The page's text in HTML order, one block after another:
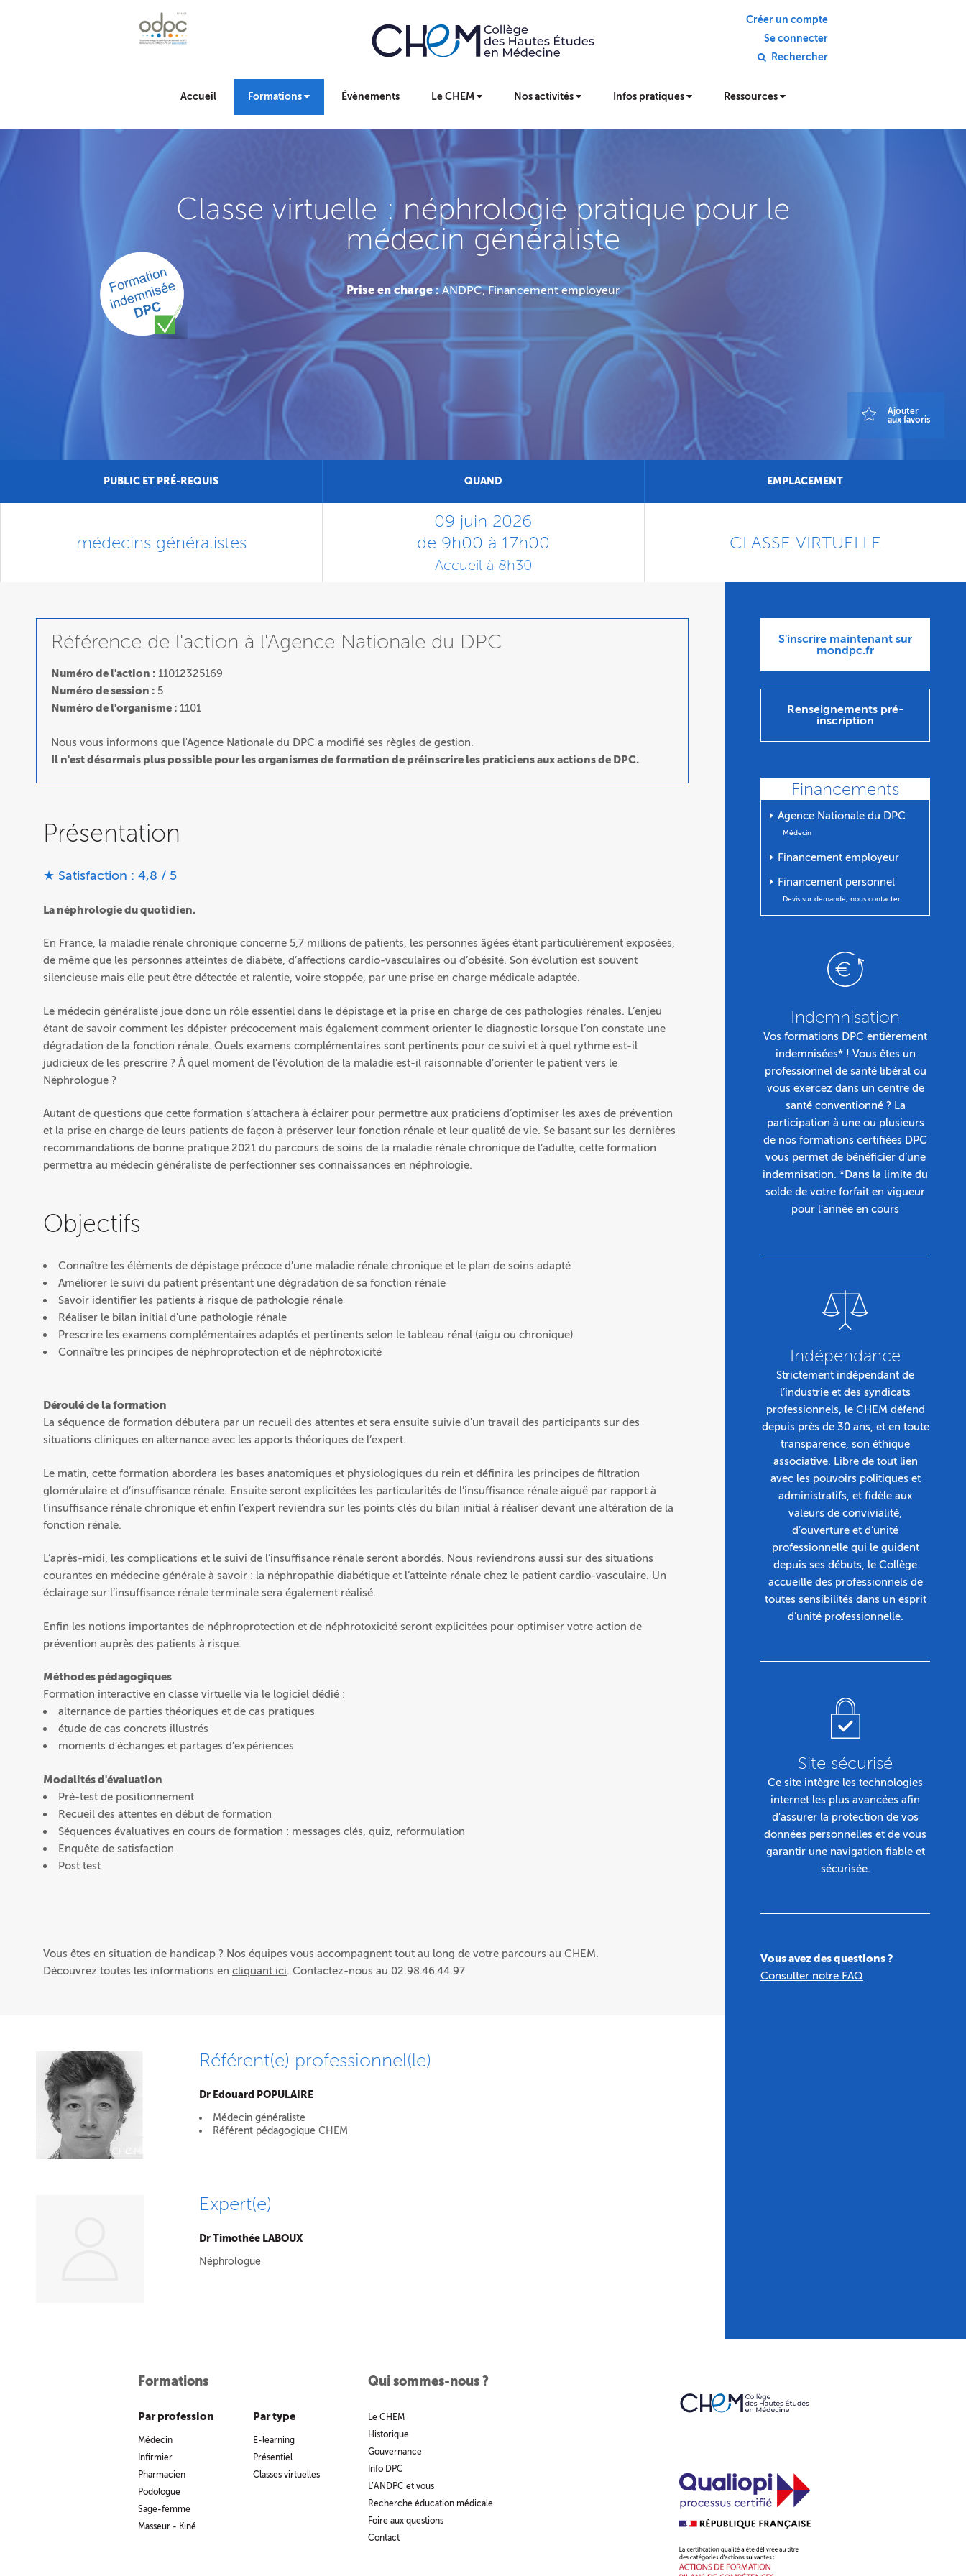
Créer un compte
Se connecter
Rechercher
Accueil Formations Évènements Le CHEM Nos activités Infos pratiques Ressources
Classe virtuelle : néphrologie pratique pour le
médecin généraliste
Prise en charge :ANDPC, Financement employeur
Ajouter
aux favoris
PUBLIC ET PRÉ-REQUIS
médecins généralistes
QUAND
09 juin 2026
de 9h00 à 17h00
Accueil à 8h30
EMPLACEMENT
CLASSE VIRTUELLE
Référence de l'action à l'Agence Nationale du DPC
Numéro de l'action :11012325169
Numéro de session : 5
Numéro de l'organisme :1101
Nous vous informons que l'Agence Nationale du DPC a modifié ses règles de gestion.
Il n'est désormais plus possible pour les organismes de formation de préinscrire les praticiens aux actions de DPC.
Présentation
★ Satisfaction : 4,8 / 5
La néphrologie du quotidien.
En France, la maladie rénale chronique concerne 5,7 millions de patients, les personnes âgées étant particulièrement exposées,
de même que les personnes atteintes de diabète, d’affections cardio-vasculaires ou d’obésité. Son évolution est souvent
silencieuse mais elle peut être détectée et ralentie, voire stoppée, par une prise en charge médicale adaptée.
Le médecin généraliste joue donc un rôle essentiel dans le dépistage et la prise en charge de ces pathologies rénales. L’enjeu
étant de savoir comment les dépister précocement mais également comment orienter le diagnostic lorsque l’on constate une
dégradation de la fonction rénale. Quels examens complémentaires sont pertinents pour ce suivi et à quel rythme est-il
judicieux de les prescrire ? À quel moment de l’évolution de la maladie est-il raisonnable d’orienter le patient vers le
Néphrologue ?
Autant de questions que cette formation s’attachera à éclairer pour permettre aux praticiens d’optimiser les axes de prévention
et la prise en charge de leurs patients de façon à préserver leur fonction rénale et leur qualité de vie. Se basant sur les dernières
recommandations de bonne pratique 2021 du parcours de soins de la maladie rénale chronique de l’adulte, cette formation
permettra au médecin généraliste de perfectionner ses connaissances en néphrologie.
Objectifs
Connaître les éléments de dépistage précoce d'une maladie rénale chronique et le plan de soins adapté
Améliorer le suivi du patient présentant une dégradation de sa fonction rénale
Savoir identifier les patients à risque de pathologie rénale
Réaliser le bilan initial d'une pathologie rénale
Prescrire les examens complémentaires adaptés et pertinents selon le tableau rénal (aigu ou chronique)
Connaître les principes de néphroprotection et de néphrotoxicité
Déroulé de la formation
La séquence de formation débutera par un recueil des attentes et sera ensuite suivie d'un travail des participants sur des
situations cliniques en alternance avec les apports théoriques de l’expert.
Le matin, cette formation abordera les bases anatomiques et physiologiques du rein et définira les principes de filtration
glomérulaire et d’insuffisance rénale. Ensuite seront explicitées les particularités de l’insuffisance rénale aiguë par rapport à
l’insuffisance rénale chronique et enfin l’expert reviendra sur les points clés du bilan initial à réaliser devant une altération de la
fonction rénale.
L’après-midi, les complications et le suivi de l’insuffisance rénale seront abordés. Nous reviendrons aussi sur des situations
courantes en médecine générale à savoir : la néphropathie diabétique et l’atteinte rénale chez le patient cardio-vasculaire. Un
éclairage sur l’insuffisance rénale terminale sera également réalisé.
Enfin les notions importantes de néphroprotection et de néphrotoxicité seront explicitées pour optimiser votre action de
prévention auprès des patients à risque.
Méthodes pédagogiques
Formation interactive en classe virtuelle via le logiciel dédié :
alternance de parties théoriques et de cas pratiques
étude de cas concrets illustrés
moments d'échanges et partages d'expériences
Modalités d'évaluation
Pré-test de positionnement
Recueil des attentes en début de formation
Séquences évaluatives en cours de formation : messages clés, quiz, reformulation
Enquête de satisfaction
Post test
Vous êtes en situation de handicap ? Nos équipes vous accompagnent tout au long de votre parcours au CHEM.
Découvrez toutes les informations en cliquant ici. Contactez-nous au 02.98.46.44.97
Référent(e) professionnel(le)
Dr Edouard POPULAIRE
Médecin généraliste
Référent pédagogique CHEM
Expert(e)
Dr Timothée LABOUX
Néphrologue
S'inscrire maintenant sur
mondpc.fr
Renseignements pré-
inscription
Financements
⏵ Agence Nationale du DPC
Médecin
⏵ Financement employeur
⏵ Financement personnel
Devis sur demande, nous contacter
Indemnisation
Vos formations DPC entièrement
indemnisées* ! Vous êtes un
professionnel de santé libéral ou
vous exercez dans un centre de
santé conventionné ? La
participation à une ou plusieurs
de nos formations certifiées DPC
vous permet de bénéficier d’une
indemnisation. *Dans la limite du
solde de votre forfait en vigueur
pour l’année en cours
Indépendance
Strictement indépendant de
l’industrie et des syndicats
professionnels, le CHEM défend
depuis près de 30 ans, et en toute
transparence, son éthique
associative. Libre de tout lien
avec les pouvoirs politiques et
administratifs, et fidèle aux
valeurs de convivialité,
d’ouverture et d’unité
professionnelle qui le guident
depuis ses débuts, le Collège
accueille des professionnels de
toutes sensibilités dans un esprit
d’unité professionnelle.
Site sécurisé
Ce site intègre les technologies
internet les plus avancées afin
d’assurer la protection de vos
données personnelles et de vous
garantir une navigation fiable et
sécurisée.
Vous avez des questions ?
Consulter notre FAQ
Formations
Par profession
Médecin
Infirmier
Pharmacien
Podologue
Sage-femme
Masseur - Kiné
Par type
E-learning
Présentiel
Classes virtuelles
Qui sommes-nous ?
Le CHEM
Historique
Gouvernance
Info DPC
L’ANDPC et vous
Recherche éducation médicale
Foire aux questions
Contact